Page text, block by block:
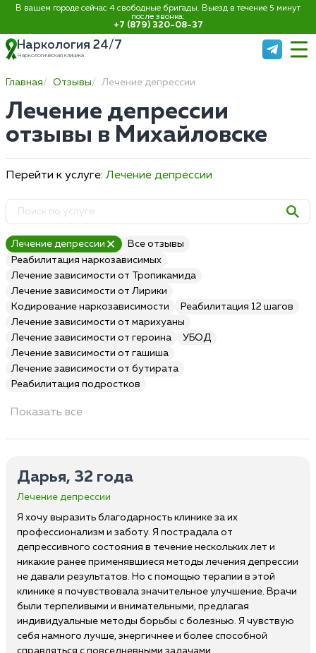
В вашем городе сейчас 4 свободные бригады. Выезд в течение 5 минут
после звонка:
+7 (879) 320-08-37
Наркология 24/7
Наркологическая клиника
Главная Отзывы Лечение депрессии
Лечение депрессии
отзывы в Михайловске
Перейти к услуге:Лечение депрессии
Лечение депрессии
Все отзывы
Реабилитация наркозависимых
Лечение зависимости от Тропикамида
Лечение зависимости от Лирики
Кодирование наркозависимости
Реабилитация 12 шагов
Лечение зависимости от марихуаны
Лечение зависимости от героина
УБОД
Лечение зависимости от гашиша
Лечение зависимости от бутирата
Реабилитация подростков
Показать все
Дарья, 32 года
Лечение депрессии
Я хочу выразить благодарность клинике за их
профессионализм и заботу. Я пострадала от
депрессивного состояния в течение нескольких лет и
никакие ранее применявшиеся методы лечения депрессии
не давали результатов. Но с помощью терапии в этой
клинике я почувствовала значительное улучшение. Врачи
были терпеливыми и внимательными, предлагая
индивидуальные методы борьбы с болезнью. Я чувствую
себя намного лучше, энергичнее и более способной
справляться с повседневными задачами.